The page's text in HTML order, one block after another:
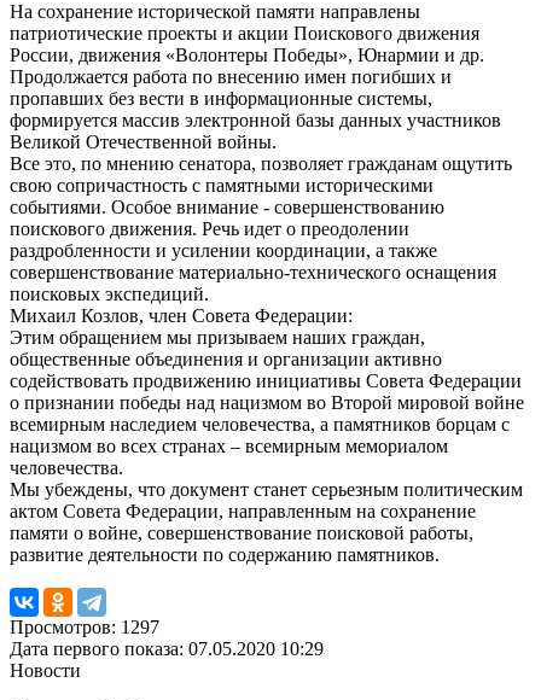
На сохранение исторической памяти направлены
патриотические проекты и акции Поискового движения
России, движения «Волонтеры Победы», Юнармии и др.
Продолжается работа по внесению имен погибших и
пропавших без вести в информационные системы,
формируется массив электронной базы данных участников
Великой Отечественной войны.
Все это, по мнению сенатора, позволяет гражданам ощутить
свою сопричастность с памятными историческими
событиями. Особое внимание - совершенствованию
поискового движения. Речь идет о преодолении
раздробленности и усилении координации, а также
совершенствование материально-технического оснащения
поисковых экспедиций.
Михаил Козлов, член Совета Федерации:
Этим обращением мы призываем наших граждан,
общественные объединения и организации активно
содействовать продвижению инициативы Совета Федерации
о признании победы над нацизмом во Второй мировой войне
всемирным наследием человечества, а памятников борцам с
нацизмом во всех странах – всемирным мемориалом
человечества.
Мы убеждены, что документ станет серьезным политическим
актом Совета Федерации, направленным на сохранение
памяти о войне, совершенствование поисковой работы,
развитие деятельности по содержанию памятников.
Просмотров: 1297
Дата первого показа: 07.05.2020 10:29
Новости